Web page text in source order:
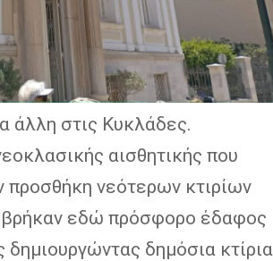
άλλη στις Κυκλάδες.
αισθητικής που
προσθήκη νεότερων κτιρίων
βρήκαν εδώ πρόσφορο έδαφος
δημιουργώντας δημόσια κτίρια